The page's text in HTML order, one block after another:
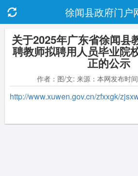
徐闻县政府门户
关于2025年广东省徐闻县
聘教师拟聘用人员毕业院
正的公示
作者：图/文: 来源：本网发布时
http://www.xuwen.gov.cn/zfxxgk/